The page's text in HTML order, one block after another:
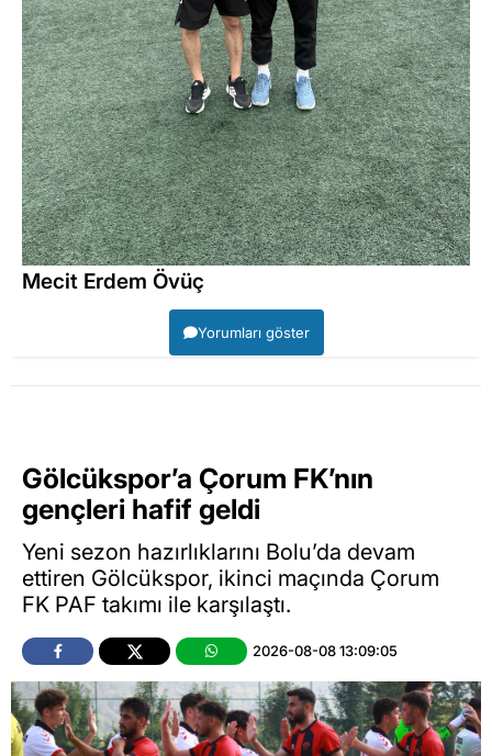
Mecit Erdem Övüç
Yorumları göster
Gölcükspor’a Çorum FK’nın
gençleri hafif geldi
Yeni sezon hazırlıklarını Bolu’da devam
ettiren Gölcükspor, ikinci maçında Çorum
FK PAF takımı ile karşılaştı.
2026-08-08 13:09:05